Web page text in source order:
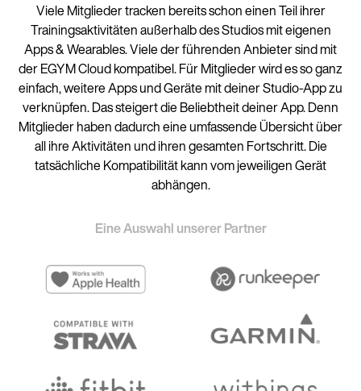
Viele Mitglieder tracken bereits schon einen Teil ihrer
Trainingsaktivitäten außerhalb des Studios mit eigenen
Apps & Wearables. Viele der führenden Anbieter sind mit
der EGYM Cloud kompatibel. Für Mitglieder wird es so ganz
einfach, weitere Apps und Geräte mit deiner Studio-App zu
verknüpfen. Das steigert die Beliebtheit deiner App. Denn
Mitglieder haben dadurch eine umfassende Übersicht über
all ihre Aktivitäten und ihren gesamten Fortschritt. Die
tatsächliche Kompatibilität kann vom jeweiligen Gerät
abhängen.
Eine Auswahl unserer Partner